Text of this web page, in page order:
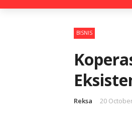
BISNIS
Reksa 20